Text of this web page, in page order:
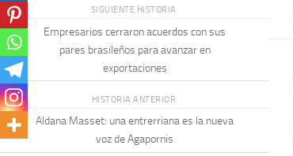
SIGUIENTE HISTORIA
Empresarios cerraron acuerdos con sus
pares brasileños para avanzar en
exportaciones
HISTORIA ANTERIOR
Aldana Masset: una entrerriana es la nueva
voz de Agapornis